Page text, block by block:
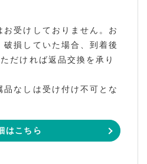
受けしておりません。お
破損していた場合、到着後
だければ返品交換を承り
なしは受け付け不可とな
はこちら